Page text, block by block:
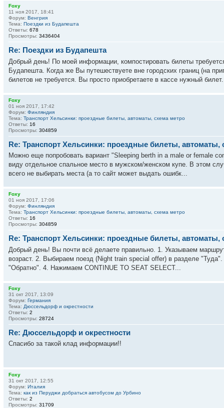
Foxy
11 ноя 2017, 18:41
Форум: Венгрия
Тема: Поездки из Будапешта
Ответы: 678
Просмотры: 3436404
Re: Поездки из Будапешта
Добрый день! По моей информации, компостировать билеты
Будапешта. Когда же Вы путешествуете вне городских границ (на
билетов не требуется. Вы просто приобретаете в кассе нужный
Foxy
01 ноя 2017, 17:42
Форум: Финляндия
Тема: Транспорт Хельсинки: проездные билеты, автоматы, схема метро
Ответы: 16
Просмотры: 304859
Re: Транспорт Хельсинки: проездные билеты, автоматы,
Можно еще попробовать вариант "Sleeping berth in a male or female
виду отдельное спальное место в мужском/женском купе. В этом
всего не выбирать места (а то сайт может выдать ошибк...
Foxy
01 ноя 2017, 17:06
Форум: Финляндия
Тема: Транспорт Хельсинки: проездные билеты, автоматы, схема метро
Ответы: 16
Просмотры: 304859
Re: Транспорт Хельсинки: проездные билеты, автоматы,
Добрый день! Вы почти всё делаете правильно. 1. Указываем
возраст. 2. Выбираем поезд (Night train special offer) в разделе
"Обратно". 4. Нажимаем CONTINUE TO SEAT SELECT...
Foxy
31 окт 2017, 13:09
Форум: Германия
Тема: Дюссельдорф и окрестности
Ответы: 2
Просмотры: 28724
Re: Дюссельдорф и окрестности
Спасибо за такой клад информации!!
Foxy
31 окт 2017, 12:55
Форум: Италия
Тема: как из Перуджи добраться автобусом до Урбино
Ответы: 2
Просмотры: 31709